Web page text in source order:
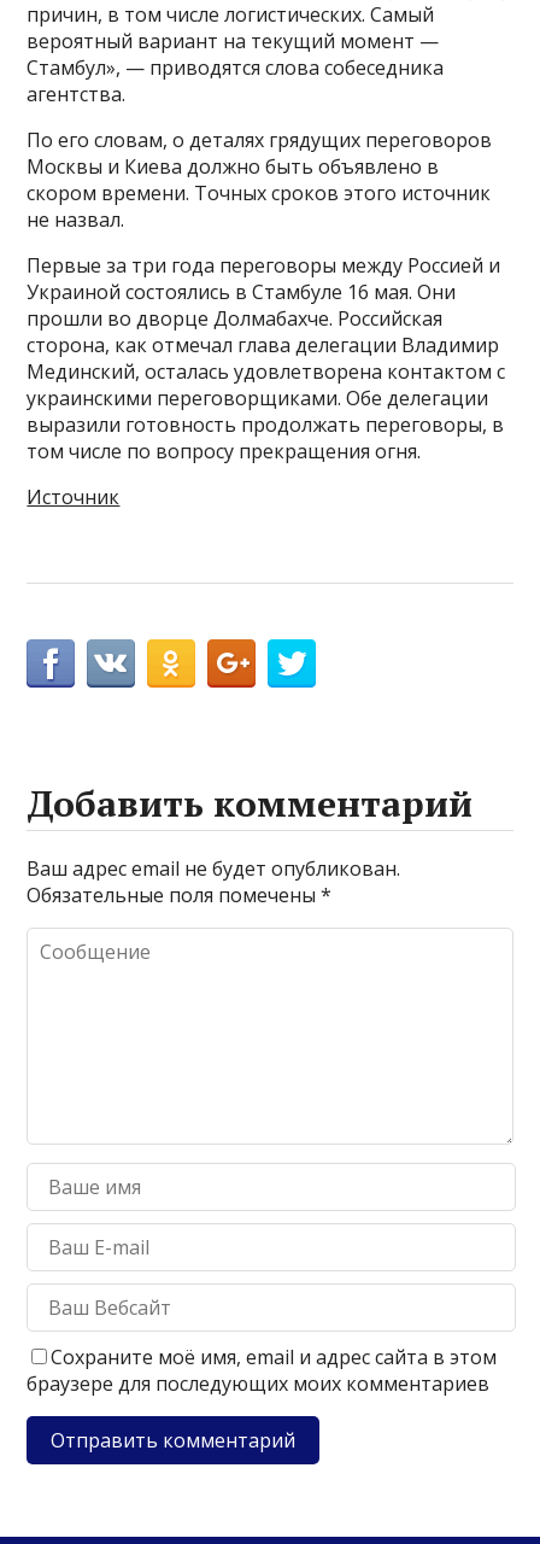
причин, в том числе логистических. Самый
вероятный вариант на текущий момент —
Стамбул», — приводятся слова собеседника
агентства.
По его словам, о деталях грядущих переговоров
Москвы и Киева должно быть объявлено в
скором времени. Точных сроков этого источник
не назвал.
Первые за три года переговоры между Россией и
Украиной состоялись в Стамбуле 16 мая. Они
прошли во дворце Долмабахче. Российская
сторона, как отмечал глава делегации Владимир
Мединский, осталась удовлетворена контактом с
украинскими переговорщиками. Обе делегации
выразили готовность продолжать переговоры, в
том числе по вопросу прекращения огня.
Источник
Добавить комментарий
Ваш адрес email не будет опубликован.
Обязательные поля помечены*
Сохраните моё имя, email и адрес сайта в этом
браузере для последующих моих комментариев